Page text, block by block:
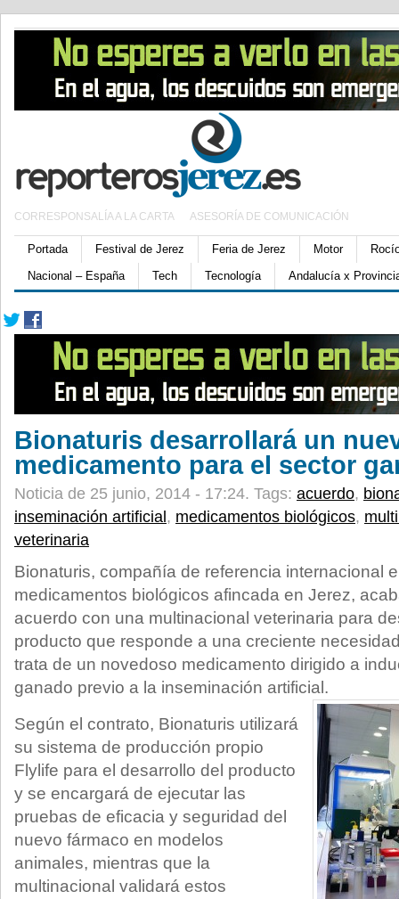
CORRESPONSALÍA A LA CARTA ASESORÍA DE COMUNICACIÓN
Portada Festival de Jerez Feria de Jerez Motor
Nacional – España
Tech Tecnología Andalucía x
Bionaturis desarrollará un
medicamento para el sector
Noticia de 25 junio, 2014 - 17:24. Tags: acuerdo,
inseminación artificial , medicamentos biológicos,
veterinaria
Bionaturis, compañía de referencia internacional
medicamentos biológicos afincada en Jerez,
acuerdo con una multinacional veterinaria para
producto que responde a una creciente
trata de un novedoso medicamento dirigido a
ganado previo a la inseminación artificial.
Según el contrato, Bionaturis utilizará
su sistema de producción propio
Flylife para el desarrollo del producto
y se encargará de ejecutar las
pruebas de eficacia y seguridad del
nuevo fármaco en modelos
animales, mientras que la
multinacional validará estos